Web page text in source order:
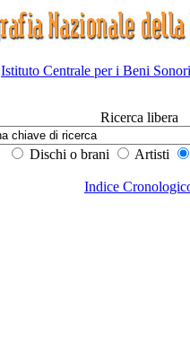
Istituto Centrale per i Beni
Ricerca libera
Dischi o brani Artisti
Indice